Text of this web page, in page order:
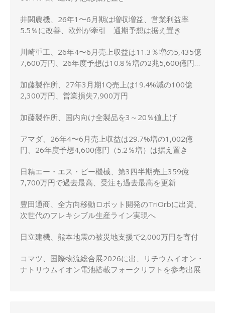
井関農機、26年1〜6月期は増収増益、営業利益率
5.5％に改善、欧州が牽引 通期予想は据え置き
川崎重工、26年4〜6月売上収益は11.3％増の5,435億
7,600万円、26年度予想は10.8％増の2兆5,600億円に
加藤製作所、27年3月期1Q売上は19.4%減の100億
2,300万円、営業損失7,900万円
加藤製作所、国内向け全製品を3～20％値上げ
アマダ、26年4〜6月売上収益は29.7%増の1,002億
円、26年度予想4,600億円（5.2％増）は据え置き
日精エー・エス・ビー機械、第3四半期売上359億
7,700万円で過去最高、受注も過去最高を更新
豊田通商、全方向移動ロボット開発のTriOrbに出資、
次世代のフレキシブル生産ライン実現へ
日立建機、熊本地震の被災地支援で2,000万円を寄付
コマツ、国際物流総合展2026に出、リチウムイオン・
ナトリウムイオン電池搭載フォークリフトを参考出展